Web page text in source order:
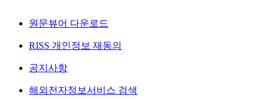
원문뷰어 다운로드
RISS 개인정보 재동의
공지사항
해외전자정보서비스 검색